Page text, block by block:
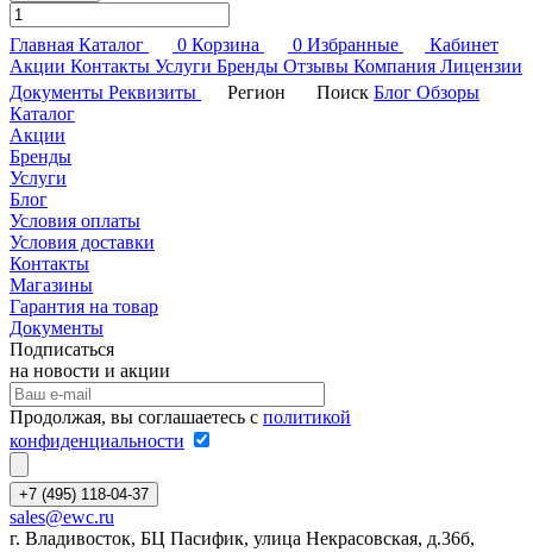
Главная Каталог 0 Корзина 0 Избранные
Кабинет
Акции Контакты Услуги Бренды Отзывы Компания Лицензии
Документы Реквизиты Регион Поиск Блог Обзоры
Каталог
Акции
Бренды
Услуги
Блог
Условия оплаты
Условия доставки
Контакты
Магазины
Гарантия на товар
Документы
Подписаться
на новости и акции
Продолжая, вы соглашаетесь с политикой
конфиденциальности
+7 (495) 118-04-37
sales@ewc.ru
г. Владивосток, БЦ Пасифик, улица Некрасовская, д.36б,